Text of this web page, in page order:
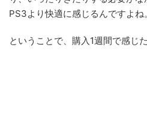
PS3より快適に感じるんですよね。
ということで、購入1週間で感じ